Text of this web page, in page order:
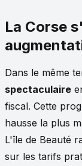
La Corse
Dans le même
spectaculaire
fiscal. Cette
hausse la plus
L'île de Beauté
sur les tarifs